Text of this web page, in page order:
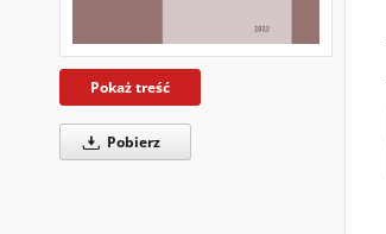
Pokaż treść
Pobierz